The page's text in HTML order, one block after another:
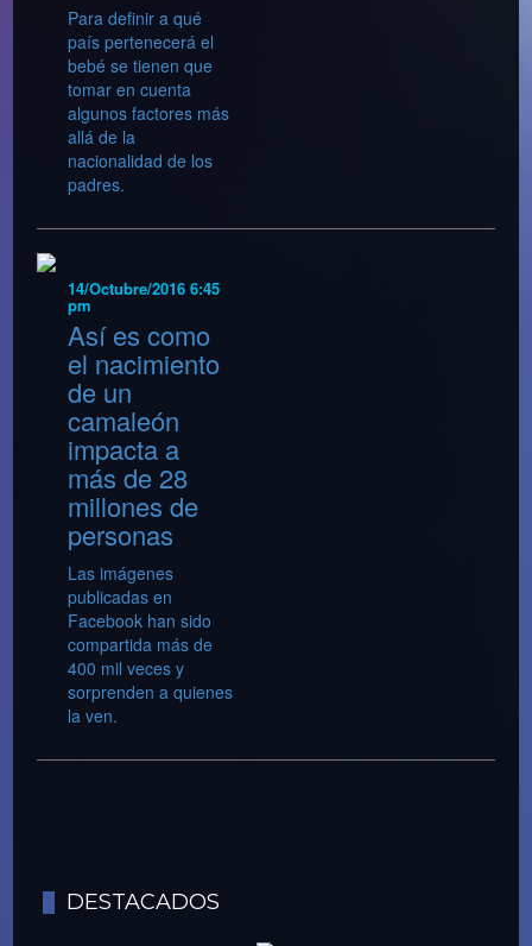
Para definir a qué
país pertenecerá el
bebé se tienen que
tomar en cuenta
algunos factores más
allá de la
nacionalidad de los
padres.
14/Octubre/2016 6:45
pm
Así es como
el nacimiento
de un
camaleón
impacta a
más de 28
millones de
personas
Las imágenes
publicadas en
Facebook han sido
compartida más de
400 mil veces y
sorprenden a quienes
la ven.
DESTACADOS